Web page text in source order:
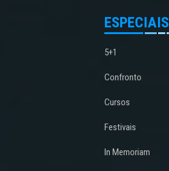
ESPECIAIS
5+1
Confronto
Cursos
Festivais
In Memoriam